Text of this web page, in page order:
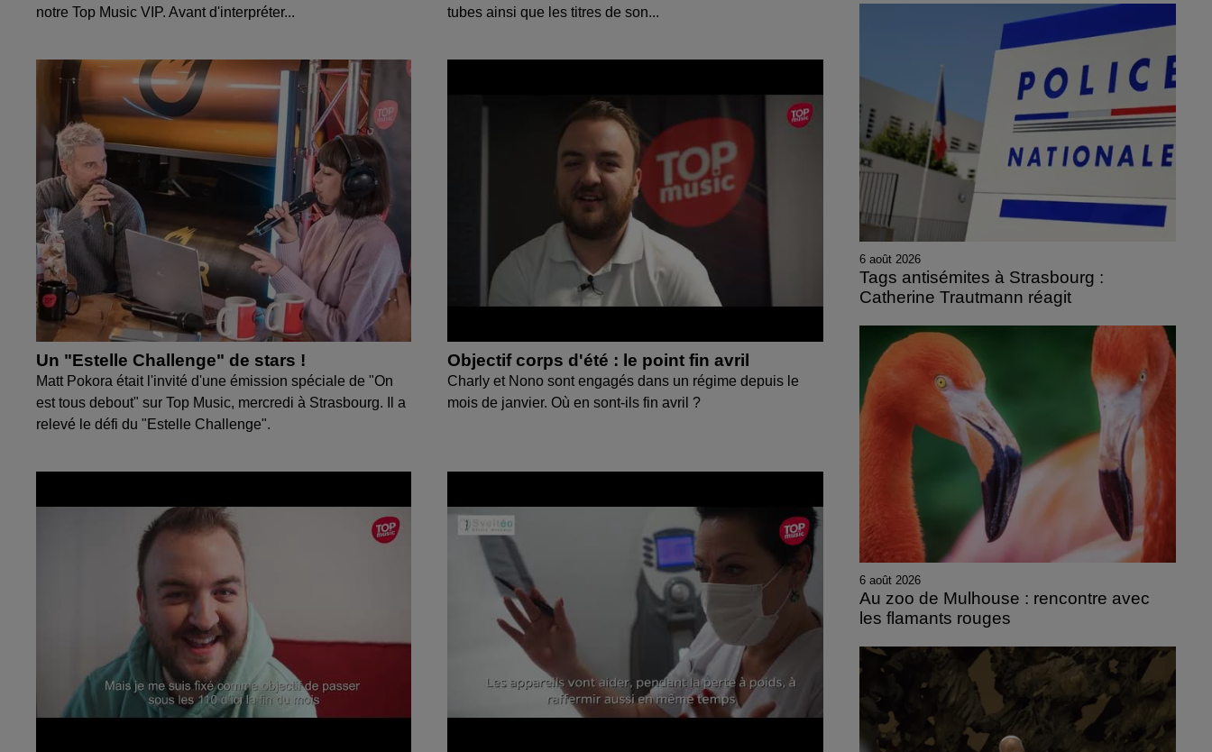
notre Top Music VIP. Avant d'interpréter...
tubes ainsi que les titres de son...
Un "Estelle Challenge" de stars !
Matt Pokora était l'invité d'une émission spéciale de "On
est tous debout" sur Top Music, mercredi à Strasbourg. Il a
relevé le défi du "Estelle Challenge".
Objectif corps d'été : le point fin avril
Charly et Nono sont engagés dans un régime depuis le
mois de janvier. Où en sont-ils fin avril ?
6 août 2026
Tags antisémites à Strasbourg :
Catherine Trautmann réagit
6 août 2026
Au zoo de Mulhouse : rencontre avec
les flamants rouges